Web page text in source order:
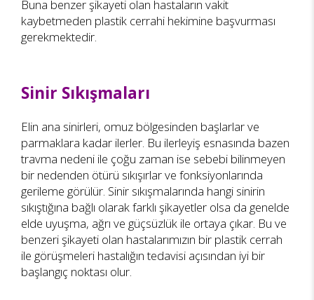
Buna benzer şikayeti olan hastaların vakit
kaybetmeden plastik cerrahi hekimine başvurması
gerekmektedir.
Sinir Sıkışmaları
Elin ana sinirleri, omuz bölgesinden başlarlar ve
parmaklara kadar ilerler. Bu ilerleyiş esnasında bazen
travma nedeni ile çoğu zaman ise sebebi bilinmeyen
bir nedenden ötürü sıkışırlar ve fonksiyonlarında
gerileme görülür. Sinir sıkışmalarında hangi sinirin
sıkıştığına bağlı olarak farklı şikayetler olsa da genelde
elde uyuşma, ağrı ve güçsüzlük ile ortaya çıkar. Bu ve
benzeri şikayeti olan hastalarımızın bir plastik cerrah
ile görüşmeleri hastalığın tedavisi açısından iyi bir
başlangıç noktası olur.